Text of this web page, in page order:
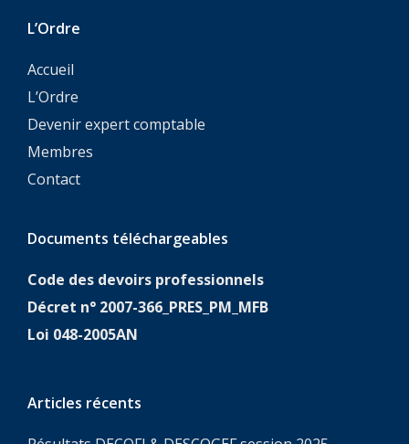
L’Ordre
Accueil
L’Ordre
Devenir expert comptable
Membres
Contact
Documents téléchargeables
Code des devoirs professionnels
Décret n° 2007-366_PRES_PM_MFB
Loi 048-2005AN
Articles récents